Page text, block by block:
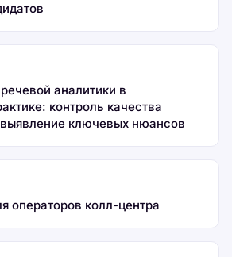
аналитики в
контроль качества
выявление ключевых нюансов
операторов колл-центра